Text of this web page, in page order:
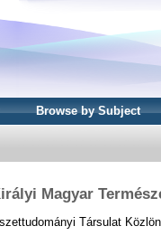
Browse by Subject
Magyar
Társulat